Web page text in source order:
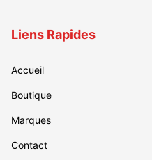
Liens Rapides
Accueil
Boutique
Marques
Contact